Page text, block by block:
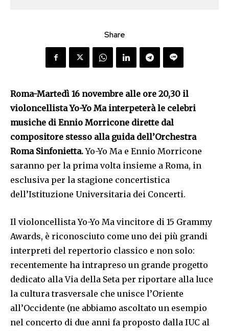
Share
Roma-Martedì 16 novembre alle ore 20,30 il
violoncellista Yo-Yo Ma interpeterà le celebri
musiche di Ennio Morricone dirette dal
compositore stesso alla guida dell’Orchestra
Roma Sinfonietta.Yo-Yo Ma e Ennio Morricone
saranno per la prima volta insieme a Roma, in
esclusiva per la stagione concertistica
dell’Istituzione Universitaria dei Concerti.
Il violoncellista Yo-Yo Ma vincitore di 15 Grammy
Awards, è riconosciuto come uno dei più grandi
interpreti del repertorio classico e non solo:
recentemente ha intrapreso un grande progetto
dedicato alla Via della Seta per riportare alla luce
la cultura trasversale che unisce l’Oriente
all’Occidente (ne abbiamo ascoltato un esempio
nel concerto di due anni fa proposto dalla IUC al